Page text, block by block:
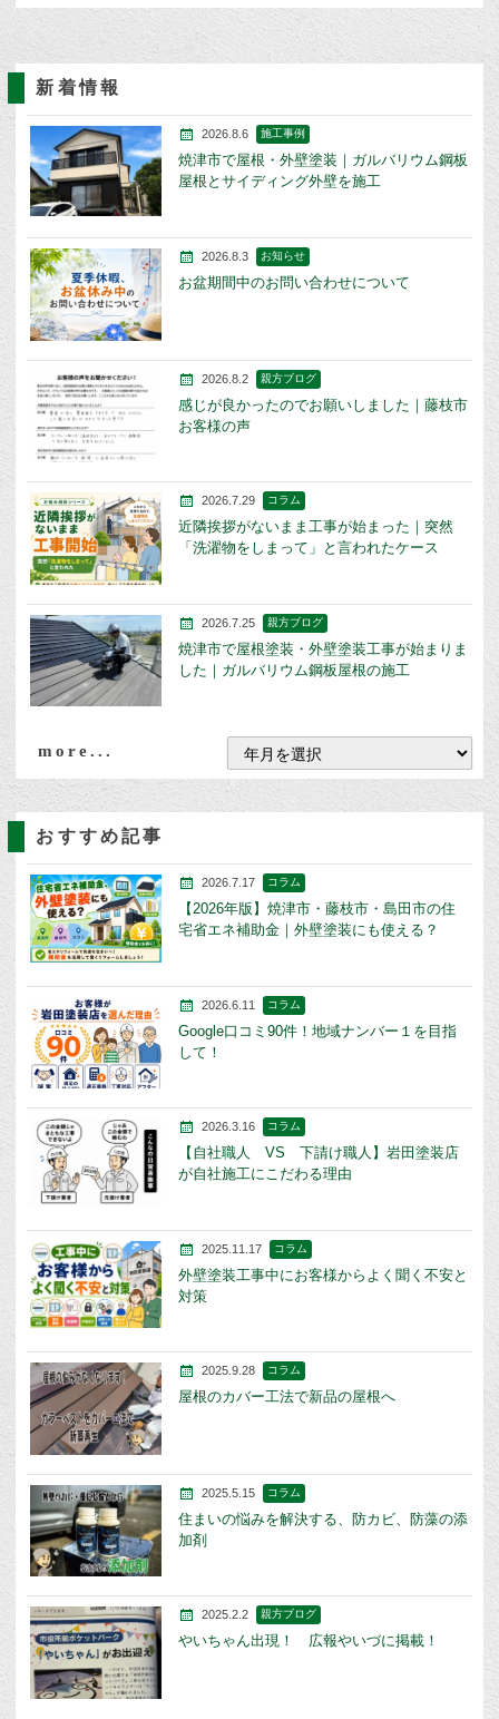
新着情報
2026.8.6 施工事例
焼津市で屋根・外壁塗装｜ガルバリウム鋼板
屋根とサイディング外壁を施工
2026.8.3 お知らせ
お盆期間中のお問い合わせについて
2026.8.2 親方ブログ
感じが良かったのでお願いしました｜藤枝市
お客様の声
2026.7.29 コラム
近隣挨拶がないまま工事が始まった｜突然
「洗濯物をしまって」と言われたケース
2026.7.25 親方ブログ
焼津市で屋根塗装・外壁塗装工事が始まりま
した｜ガルバリウム鋼板屋根の施工
more...
おすすめ記事
2026.7.17 コラム
【2026年版】焼津市・藤枝市・島田市の住
宅省エネ補助金｜外壁塗装にも使える？
2026.6.11 コラム
Google口コミ90件！地域ナンバー１を目指
して！
2026.3.16 コラム
【自社職人 VS 下請け職人】岩田塗装店
が自社施工にこだわる理由
2025.11.17 コラム
外壁塗装工事中にお客様からよく聞く不安と
対策
2025.9.28 コラム
屋根のカバー工法で新品の屋根へ
2025.5.15 コラム
住まいの悩みを解決する、防カビ、防藻の添
加剤
2025.2.2 親方ブログ
やいちゃん出現！ 広報やいづに掲載！